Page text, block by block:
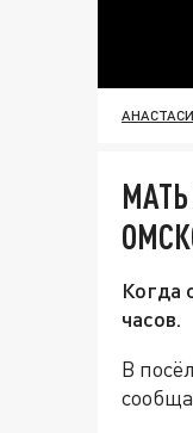
Когда
часов.
В